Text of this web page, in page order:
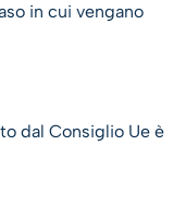
in cui vengano
dal Consiglio Ue è